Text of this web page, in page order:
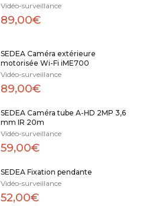
Vidéo-surveillance
89,00€
SEDEA Caméra extérieure
motorisée Wi-Fi iME700
Vidéo-surveillance
89,00€
SEDEA Caméra tube A-HD 2MP 3,6
mm IR 20m
Vidéo-surveillance
59,00€
SEDEA Fixation pendante
Vidéo-surveillance
52,00€